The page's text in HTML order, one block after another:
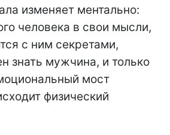
изменяет ментально:
человека в свои мысли,
с ним секретами,
знать мужчина, и только
мост
физический